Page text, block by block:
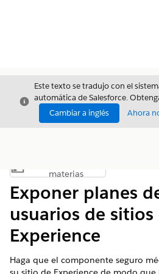
Cerrar
Este texto se tradujo con el
automática de Salesforce.
Cambiar a inglés
Ahora
Mostrar índice de materias
materias
Exponer planes
usuarios de sitios
Experience
Haga que el componente seguro